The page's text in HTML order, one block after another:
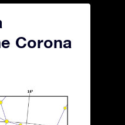
Corona